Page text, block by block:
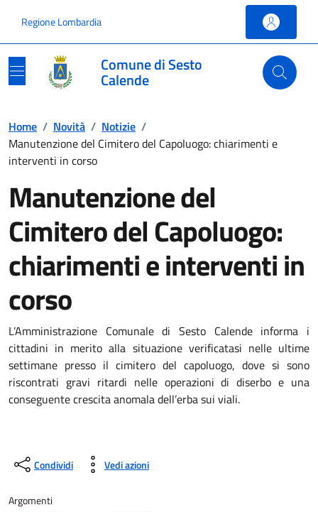
Regione Lombardia
Comune di Sesto
Calende
Home / Novità / Notizie /
Manutenzione del Cimitero del Capoluogo: chiarimenti e
interventi in corso
Manutenzione del
Cimitero del Capoluogo:
chiarimenti e interventi in
corso
L’Amministrazione Comunale di Sesto Calende informa i
cittadini in merito alla situazione verificatasi nelle ultime
settimane presso il cimitero del capoluogo, dove si sono
riscontrati gravi ritardi nelle operazioni di diserbo e una
conseguente crescita anomala dell’erba sui viali.
Condividi Vedi azioni
Argomenti